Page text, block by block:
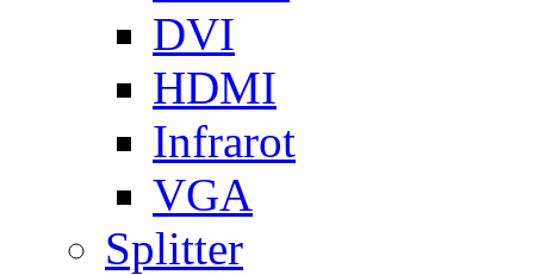
DVI
HDMI
Infrarot
VGA
Splitter